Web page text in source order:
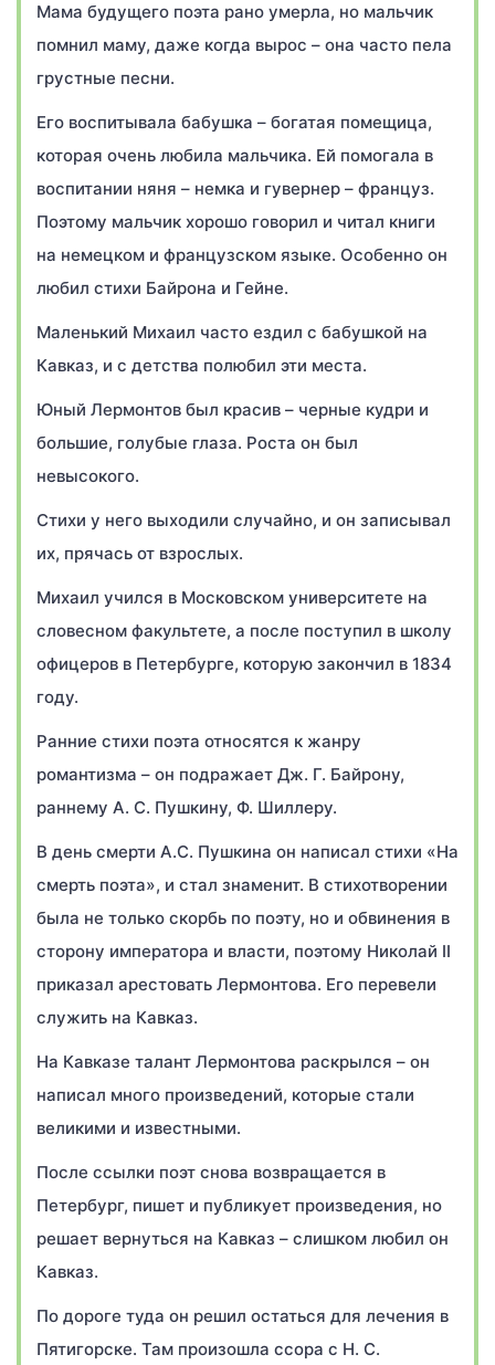
Мама будущего поэта рано умерла, но мальчик
помнил маму, даже когда вырос – она часто пела
грустные песни.
Его воспитывала бабушка – богатая помещица,
которая очень любила мальчика. Ей помогала в
воспитании няня – немка и гувернер – француз.
Поэтому мальчик хорошо говорил и читал книги
на немецком и французском языке. Особенно он
любил стихи Байрона и Гейне.
Маленький Михаил часто ездил с бабушкой на
Кавказ, и с детства полюбил эти места.
Юный Лермонтов был красив – черные кудри и
большие, голубые глаза. Роста он был
невысокого.
Стихи у него выходили случайно, и он записывал
их, прячась от взрослых.
Михаил учился в Московском университете на
словесном факультете, а после поступил в школу
офицеров в Петербурге, которую закончил в 1834
году.
Ранние стихи поэта относятся к жанру
романтизма – он подражает Дж. Г. Байрону,
раннему А. С. Пушкину, Ф. Шиллеру.
В день смерти А.С. Пушкина он написал стихи «На
смерть поэта», и стал знаменит. В стихотворении
была не только скорбь по поэту, но и обвинения в
сторону императора и власти, поэтому Николай II
приказал арестовать Лермонтова. Его перевели
служить на Кавказ.
На Кавказе талант Лермонтова раскрылся – он
написал много произведений, которые стали
великими и известными.
После ссылки поэт снова возвращается в
Петербург, пишет и публикует произведения, но
решает вернуться на Кавказ – слишком любил он
Кавказ.
По дороге туда он решил остаться для лечения в
Пятигорске. Там произошла ссора с Н. С.